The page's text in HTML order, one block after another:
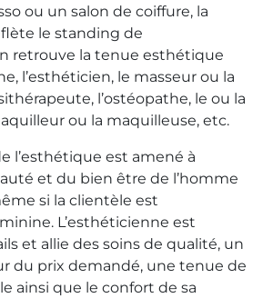
ou un salon de coiffure, la
le standing de
retrouve la tenue esthétique
l’esthéticien, le masseur ou la
l’ostéopathe, le ou la
ou la maquilleuse, etc.
l’esthétique est amené à
et du bien être de l’homme
si la clientèle est
L’esthéticienne est
et allie des soins de qualité, un
du prix demandé, une tenue de
ainsi que le confort de sa